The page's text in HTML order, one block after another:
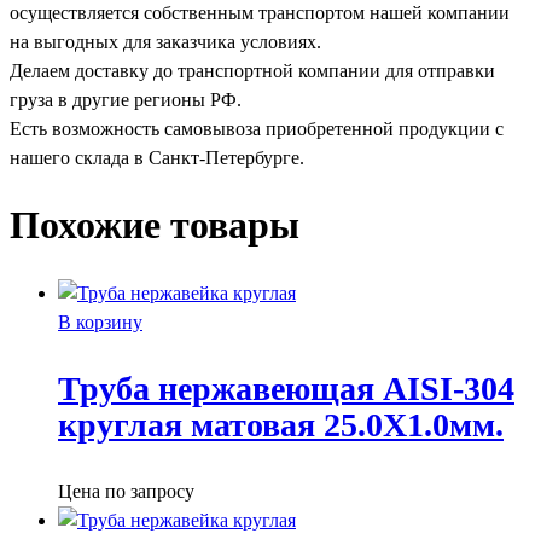
осуществляется собственным транспортом нашей компании
на выгодных для заказчика условиях.
Делаем доставку до транспортной компании для отправки
груза в другие регионы РФ.
Есть возможность самовывоза приобретенной продукции с
нашего склада в Санкт-Петербурге.
Похожие товары
В корзину
Труба нержавеющая AISI-304
круглая матовая 25.0X1.0мм.
Цена по запросу